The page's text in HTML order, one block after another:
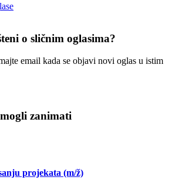
o sličnim oglasima?
email kada se objavi novi oglas u istim
zanimati
projekata (m/ž)